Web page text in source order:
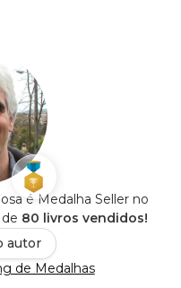
é Medalha Seller no
80 livros vendidos!
autor
de Medalhas